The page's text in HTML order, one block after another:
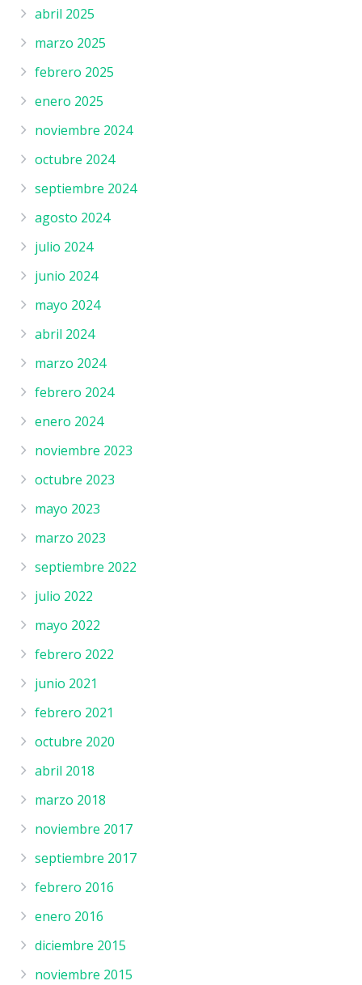
abril 2025
marzo 2025
febrero 2025
enero 2025
noviembre 2024
octubre 2024
septiembre 2024
agosto 2024
julio 2024
junio 2024
mayo 2024
abril 2024
marzo 2024
febrero 2024
enero 2024
noviembre 2023
octubre 2023
mayo 2023
marzo 2023
septiembre 2022
julio 2022
mayo 2022
febrero 2022
junio 2021
febrero 2021
octubre 2020
abril 2018
marzo 2018
noviembre 2017
septiembre 2017
febrero 2016
enero 2016
diciembre 2015
noviembre 2015